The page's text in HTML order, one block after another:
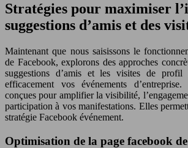
Stratégies pour maximiser
suggestions d’amis et des
Maintenant que nous saisissons le
de Facebook, explorons des approches
suggestions d’amis et les visites de
efficacement vos événements
conçues pour amplifier la visibilité,
participation à vos manifestations. Elles
stratégie Facebook événement.
Optimisation de la page facebook de